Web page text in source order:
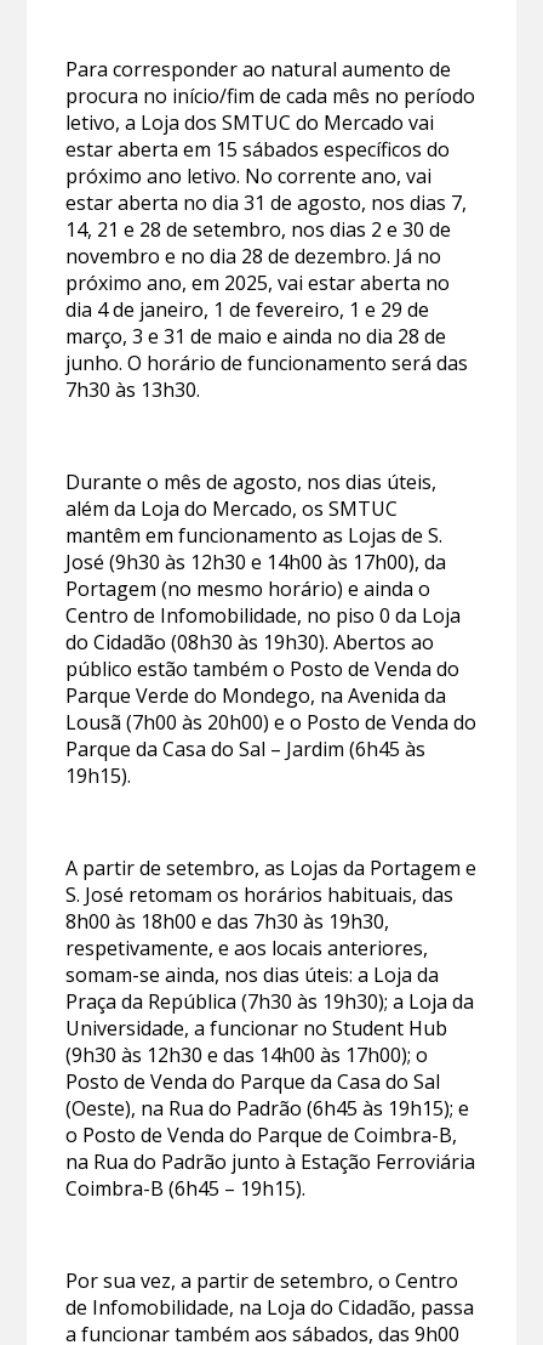
Para corresponder ao natural aumento de
procura no início/fim de cada mês no período
letivo, a Loja dos SMTUC do Mercado vai
estar aberta em 15 sábados específicos do
próximo ano letivo. No corrente ano, vai
estar aberta no dia 31 de agosto, nos dias 7,
14, 21 e 28 de setembro, nos dias 2 e 30 de
novembro e no dia 28 de dezembro. Já no
próximo ano, em 2025, vai estar aberta no
dia 4 de janeiro, 1 de fevereiro, 1 e 29 de
março, 3 e 31 de maio e ainda no dia 28 de
junho. O horário de funcionamento será das
7h30 às 13h30.
Durante o mês de agosto, nos dias úteis,
além da Loja do Mercado, os SMTUC
mantêm em funcionamento as Lojas de S.
José (9h30 às 12h30 e 14h00 às 17h00), da
Portagem (no mesmo horário) e ainda o
Centro de Infomobilidade, no piso 0 da Loja
do Cidadão (08h30 às 19h30). Abertos ao
público estão também o Posto de Venda do
Parque Verde do Mondego, na Avenida da
Lousã (7h00 às 20h00) e o Posto de Venda do
Parque da Casa do Sal – Jardim (6h45 às
19h15).
A partir de setembro, as Lojas da Portagem e
S. José retomam os horários habituais, das
8h00 às 18h00 e das 7h30 às 19h30,
respetivamente, e aos locais anteriores,
somam-se ainda, nos dias úteis: a Loja da
Praça da República (7h30 às 19h30); a Loja da
Universidade, a funcionar no Student Hub
(9h30 às 12h30 e das 14h00 às 17h00); o
Posto de Venda do Parque da Casa do Sal
(Oeste), na Rua do Padrão (6h45 às 19h15); e
o Posto de Venda do Parque de Coimbra-B,
na Rua do Padrão junto à Estação Ferroviária
Coimbra-B (6h45 – 19h15).
Por sua vez, a partir de setembro, o Centro
de Infomobilidade, na Loja do Cidadão, passa
a funcionar também aos sábados, das 9h00